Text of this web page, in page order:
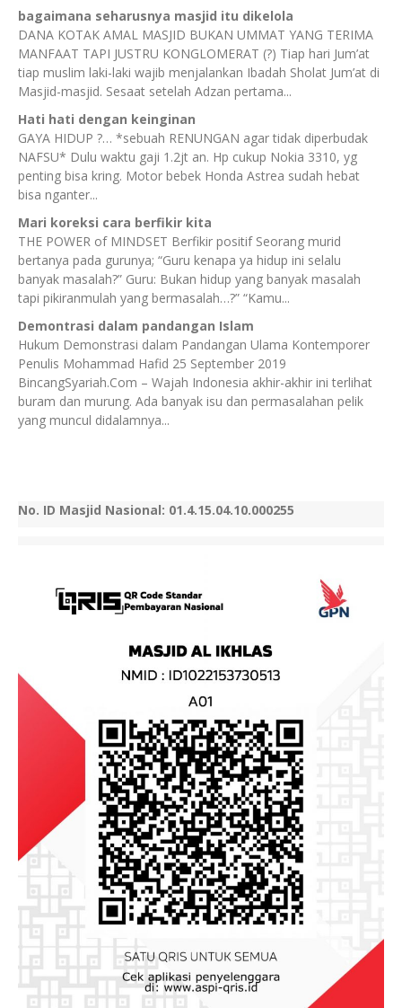
bagaimana seharusnya masjid itu dikelola
DANA KOTAK AMAL MASJID BUKAN UMMAT YANG TERIMA
MANFAAT TAPI JUSTRU KONGLOMERAT (?) Tiap hari Jum’at
tiap muslim laki-laki wajib menjalankan Ibadah Sholat Jum’at di
Masjid-masjid. Sesaat setelah Adzan pertama...
Hati hati dengan keinginan
GAYA HIDUP ?… *sebuah RENUNGAN agar tidak diperbudak
NAFSU* Dulu waktu gaji 1.2jt an. Hp cukup Nokia 3310, yg
penting bisa kring. Motor bebek Honda Astrea sudah hebat
bisa nganter...
Mari koreksi cara berfikir kita
THE POWER of MINDSET Berfikir positif Seorang murid
bertanya pada gurunya; “Guru kenapa ya hidup ini selalu
banyak masalah?” Guru: Bukan hidup yang banyak masalah
tapi pikiranmulah yang bermasalah…?” “Kamu...
Demontrasi dalam pandangan Islam
Hukum Demonstrasi dalam Pandangan Ulama Kontemporer
Penulis Mohammad Hafid 25 September 2019
BincangSyariah.Com – Wajah Indonesia akhir-akhir ini terlihat
buram dan murung. Ada banyak isu dan permasalahan pelik
yang muncul didalamnya...
No. ID Masjid Nasional: 01.4.15.04.10.000255